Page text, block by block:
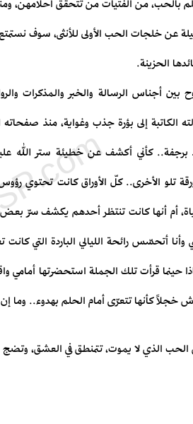
خلجات الحب الأولى للأنثى، سوف نستمتع
الحزينة.
بين أجناس الرسالة والخبر والمذكرات
الكاتبة إلى بؤرة جذب وغواية، منذ
كأني أكشف عن خطيئة ستر الله
تلو الأخرى.. كلّ الأوراق كانت
أم أنها كانت تنتظر أحدهم يكشف سرّ
أتحسّس رائحة الليالي الباردة التي
حينما قرأت تلك الجملة استحضرتها أمامي
خجلاً كأنها تتعرّى أمام الحلم بهدوء..
الذي لا يموت، تتمنطق في العشق،